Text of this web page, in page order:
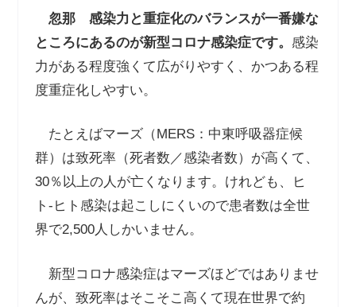
忽那
感染力と重症化のバランスが一番嫌な
ところにあるのが新型コロナ感染症です。 感染
力がある程度強くて広がりやすく、かつある程
度重症化しやすい。
たとえばマーズ（MERS：中東呼吸器症候
群）は致死率（死者数／感染者数）が高くて、
30％以上の人が亡くなります。けれども、ヒ
ト-ヒト感染は起こしにくいので患者数は全世
界で2,500人しかいません。
新型コロナ感染症はマーズほどではありませ
んが、致死率はそこそこ高くて現在世界で約